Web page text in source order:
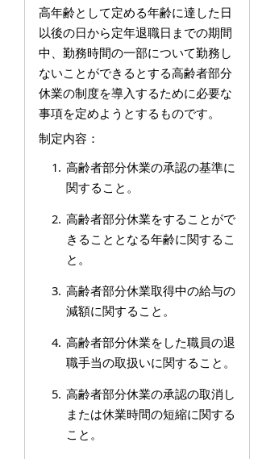
高年齢として定める年齢に達した日
以後の日から定年退職日までの期間
中、勤務時間の一部について勤務し
ないことができるとする高齢者部分
休業の制度を導入するために必要な
事項を定めようとするものです。
制定内容：
高齢者部分休業の承認の基準に
関すること。
高齢者部分休業をすることがで
きることとなる年齢に関するこ
と。
高齢者部分休業取得中の給与の
減額に関すること。
高齢者部分休業をした職員の退
職手当の取扱いに関すること。
高齢者部分休業の承認の取消し
または休業時間の短縮に関する
こと。